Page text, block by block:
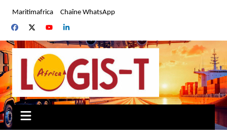
contenu
Maritimafrica Chaîne WhatsApp